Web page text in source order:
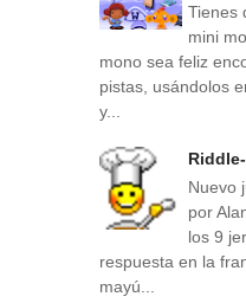
Tienes
mini
mono sea feliz
pistas, usándolos
y...
Nuevo
por
los 9
respuesta en la
mayú...